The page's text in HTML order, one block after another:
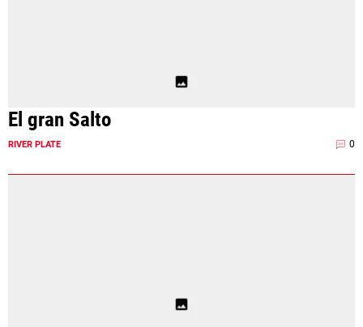
El gran Salto
RIVER PLATE 0